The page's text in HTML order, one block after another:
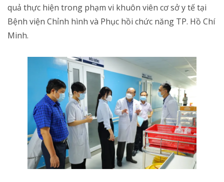
quả thực hiện trong phạm vi khuôn viên cơ sở y tế tại
Bệnh viện Chỉnh hình và Phục hồi chức năng TP. Hồ Chí
Minh.